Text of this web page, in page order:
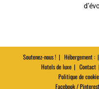
Soutenez-nous ! Hébergement :
Hotels de luxe
Contact
Politique de
Facebook /